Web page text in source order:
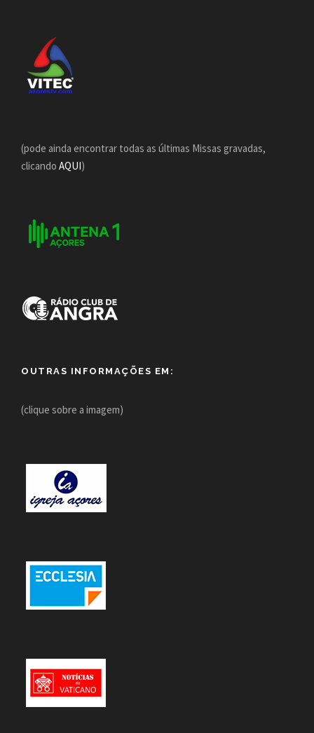
(pode ainda encontrar todas as últimas Missas gravadas,
clicando AQUI)
OUTRAS INFORMAÇÕES EM:
(clique sobre a imagem)